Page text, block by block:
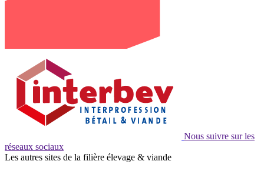
Nous suivre sur les
réseaux sociaux
Les autres sites de la filière élevage & viande